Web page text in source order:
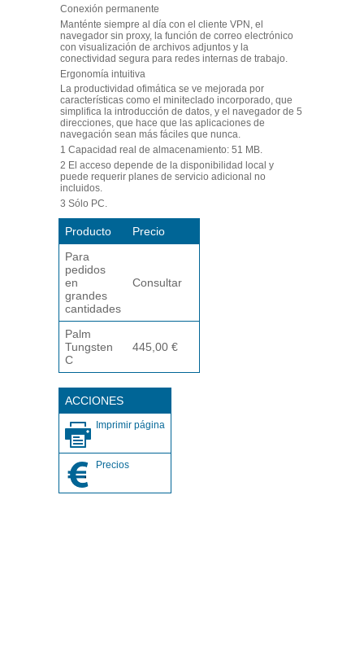
Conexión permanente
Manténte siempre al día con el cliente VPN, el
navegador sin proxy, la función de correo electrónico
con visualización de archivos adjuntos y la
conectividad segura para redes internas de trabajo.
Ergonomía intuitiva
La productividad ofimática se ve mejorada por
características como el miniteclado incorporado, que
simplifica la introducción de datos, y el navegador de 5
direcciones, que hace que las aplicaciones de
navegación sean más fáciles que nunca.
1 Capacidad real de almacenamiento: 51 MB.
2 El acceso depende de la disponibilidad local y
puede requerir planes de servicio adicional no
incluidos.
3 Sólo PC.
Producto
Precio
Para
pedidos
en
grandes
cantidades
Consultar
Palm
Tungsten
C
445,00 €
ACCIONES
Imprimir página
Precios